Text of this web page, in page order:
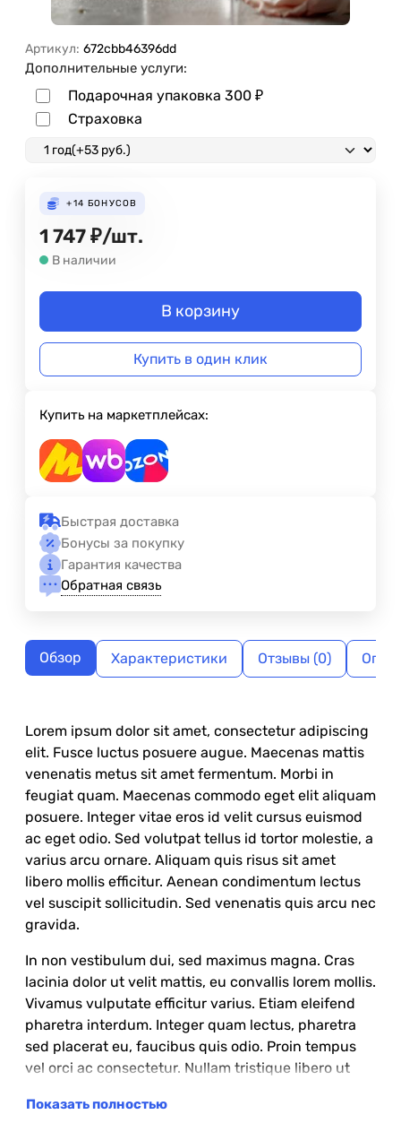
Артикул: 672cbb46396dd
Дополнительные услуги:
Подарочная упаковка 300 ₽
Страховка
+14 БОНУСОВ
1 747 ₽/шт.
В наличии
В корзину
Купить в один клик
Купить на маркетплейсах:
Быстрая доставка
Бонусы за покупку
Гарантия качества
Обратная связь
Обзор Характеристики Отзывы (0)
Lorem ipsum dolor sit amet, consectetur adipiscing
elit. Fusce luctus posuere augue. Maecenas mattis
venenatis metus sit amet fermentum. Morbi in
feugiat quam. Maecenas commodo eget elit aliquam
posuere. Integer vitae eros id velit cursus euismod
ac eget odio. Sed volutpat tellus id tortor molestie, a
varius arcu ornare. Aliquam quis risus sit amet
libero mollis efficitur. Aenean condimentum lectus
vel suscipit sollicitudin. Sed venenatis quis arcu nec
gravida.
In non vestibulum dui, sed maximus magna. Cras
lacinia dolor ut velit mattis, eu convallis lorem mollis.
Vivamus vulputate efficitur varius. Etiam eleifend
pharetra interdum. Integer quam lectus, pharetra
sed placerat eu, faucibus quis odio. Proin tempus
vel orci ac consectetur. Nullam tristique libero ut
hac habitasse platea dictumst. Vestibulum urna
Показать полностью